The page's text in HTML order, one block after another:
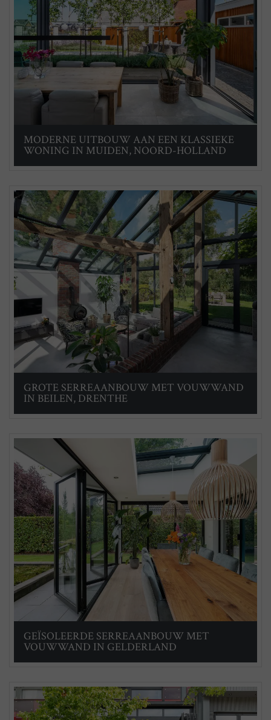
MODERNE UITBOUW AAN EEN KLASSIEKE
WONING IN MUIDEN, NOORD-HOLLAND
GROTE SERREAANBOUW MET VOUWWAND
IN BEILEN, DRENTHE
GEÏSOLEERDE SERREAANBOUW MET
VOUWWAND IN GELDERLAND